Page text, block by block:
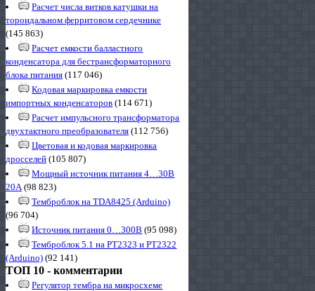
Расчет числа витков катушки на
тороидальном ферритовом сердечнике
(145 863)
Расчет емкости балластного
конденсатора для бестрансформаторного
блока питания (117 046)
Кодовая маркировка емкости
импортных конденсаторов (114 671)
Расчет импульсного трансформатора
двухтактного преобразователя (112 756)
Цветовая и кодовая маркировка
дросселей (105 807)
Мощный источник питания 4…30В
20А (98 823)
Темброблок на TDA8425 (Arduino)
(96 704)
Источник питания 0…300В (95 098)
Темброблок 5.1 на PT2323 и PT2322
(Arduino) (92 141)
ТОП 10 - комментарии
Регулятор тембра на микросхеме